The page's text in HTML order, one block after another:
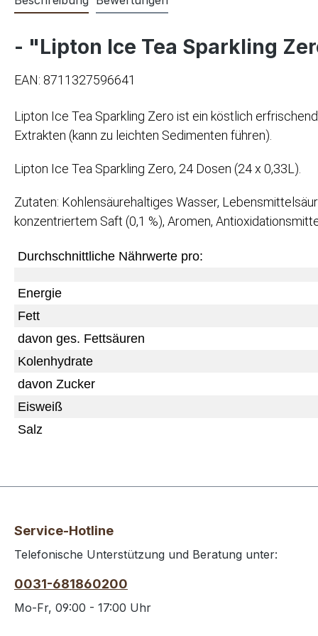
- "Lipton Ice Tea Sparkling
EAN: 8711327596641
Lipton Ice Tea Sparkling Zero ist ein köstlich
Extrakten (kann zu leichten Sedimenten führen).
Lipton Ice Tea Sparkling Zero, 24 Dosen (24 x 0,33L).
Zutaten: Kohlensäurehaltiges Wasser,
konzentriertem Saft (0,1 %), Aromen,
Durchschnittliche Nährwerte pro:
Energie
Fett
davon ges. Fettsäuren
Kolenhydrate
davon Zucker
Eisweiß
Salz
Service-Hotline
Telefonische Unterstützung und Beratung unter:
0031-681860200
Mo-Fr, 09:00 - 17:00 Uhr